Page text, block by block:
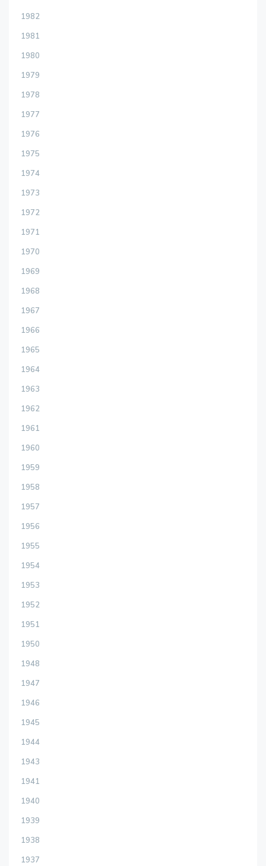
1982
1981
1980
1979
1978
1977
1976
1975
1974
1973
1972
1971
1970
1969
1968
1967
1966
1965
1964
1963
1962
1961
1960
1959
1958
1957
1956
1955
1954
1953
1952
1951
1950
1948
1947
1946
1945
1944
1943
1941
1940
1939
1938
1937